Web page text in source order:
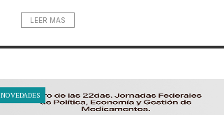
LEER MAS
NOVEDADES